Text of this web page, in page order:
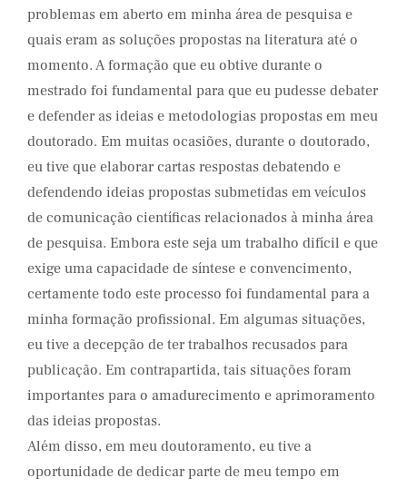
problemas em aberto em minha área de pesquisa e
quais eram as soluções propostas na literatura até o
momento. A formação que eu obtive durante o
mestrado foi fundamental para que eu pudesse debater
e defender as ideias e metodologias propostas em meu
doutorado. Em muitas ocasiões, durante o doutorado,
eu tive que elaborar cartas respostas debatendo e
defendendo ideias propostas submetidas em veículos
de comunicação científicas relacionados à minha área
de pesquisa. Embora este seja um trabalho difícil e que
exige uma capacidade de síntese e convencimento,
certamente todo este processo foi fundamental para a
minha formação profissional. Em algumas situações,
eu tive a decepção de ter trabalhos recusados para
publicação. Em contrapartida, tais situações foram
importantes para o amadurecimento e aprimoramento
das ideias propostas.
Além disso, em meu doutoramento, eu tive a
oportunidade de dedicar parte de meu tempo em